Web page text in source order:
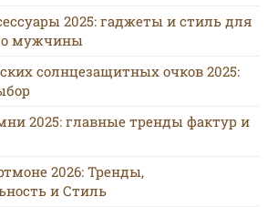
2025: гаджеты и стиль для
мужчины
солнцезащитных очков 2025:
2025: главные тренды фактур и
2026: Тренды,
и Стиль